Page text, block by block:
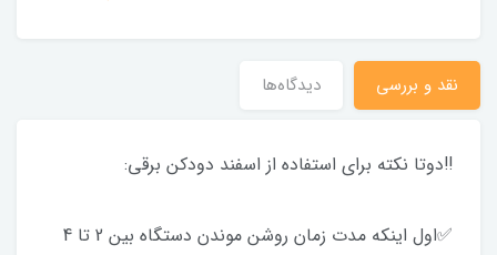
نقد و بررسی دیدگاه‌ها
‼️دوتا نکته برای استفاده از اسفند دودکن برقی:
✅اول اینکه مدت زمان روشن موندن دستگاه بین 2 تا 4